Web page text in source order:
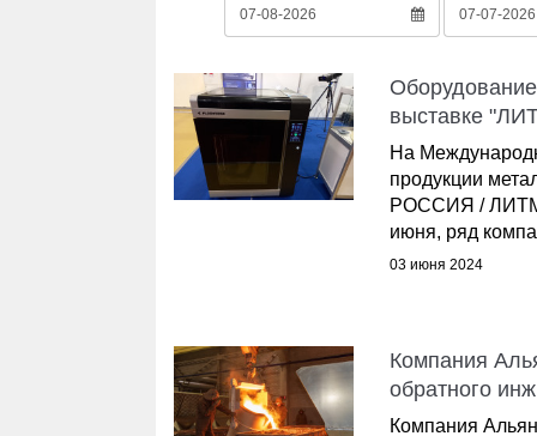
выставке
На
продукции
РОССИЯ /
июня, ряд
03 июня 2024
Компания
обратного
Компания